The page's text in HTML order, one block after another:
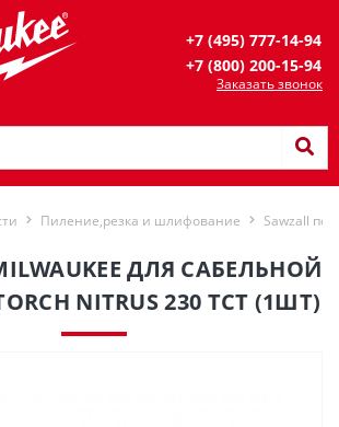
+7 (495) 777-14-94
+7 (800) 200-15-94
Заказать звонок
Пиление,резка и шлифование Sawzall
ДЛЯ САБЕЛЬНОЙ
NITRUS 230 TCT (1ШТ)